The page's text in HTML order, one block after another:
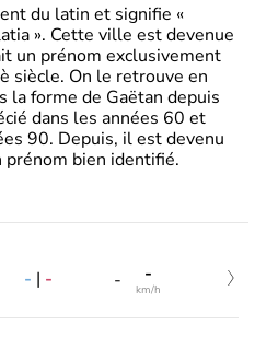
du latin et signifie «
». Cette ville est devenue
un prénom exclusivement
siècle. On le retrouve en
la forme de Gaëtan depuis
dans les années 60 et
90. Depuis, il est devenu
bien identifié.
- | - - -
km/h